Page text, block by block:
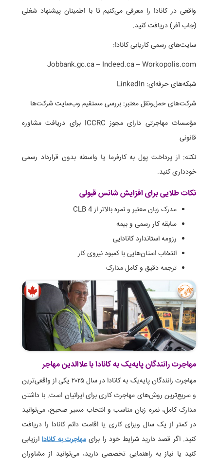
واقعی در کانادا را معرفی می‌کنیم تا با اطمینان پیشنهاد شغلی
(جاب آفر) دریافت کنید.
سایت‌های رسمی کاریابی کانادا:
Jobbank.gc.ca – Indeed.ca – Workopolis.com
شبکه‌های حرفه‌ای: LinkedIn
شرکت‌های حمل‌ونقل معتبر: بررسی مستقیم وب‌سایت شرکت‌ها
مؤسسات مهاجرتی دارای مجوز ICCRC برای دریافت مشاوره
قانونی
نکته: از پرداخت پول به کارفرما یا واسطه بدون قرارداد رسمی
خودداری کنید.
نکات طلایی برای افزایش شانس قبولی
مدرک زبان معتبر و نمره بالاتر از CLB 4
سابقه کار رسمی و بیمه
رزومه استاندارد کانادایی
انتخاب استان‌هایی با کمبود نیروی کار
ترجمه دقیق و کامل مدارک
مهاجرت رانندگان پایه‌یک به کانادا با علاالدین مهاجر
مهاجرت رانندگان پایه‌یک به کانادا در سال ۲۰۲۵ یکی از واقعی‌ترین
و سریع‌ترین روش‌های مهاجرت کاری برای ایرانیان است. با داشتن
مدارک کامل، نمره زبان مناسب و انتخاب مسیر صحیح، می‌توانید
در کمتر از یک سال ویزای کاری یا اقامت دائم کانادا را دریافت
کنید. اگر قصد دارید شرایط خود را برای مهاجرت به کاناداارزیابی
کنید یا نیاز به راهنمایی تخصصی دارید، می‌توانید از مشاوران